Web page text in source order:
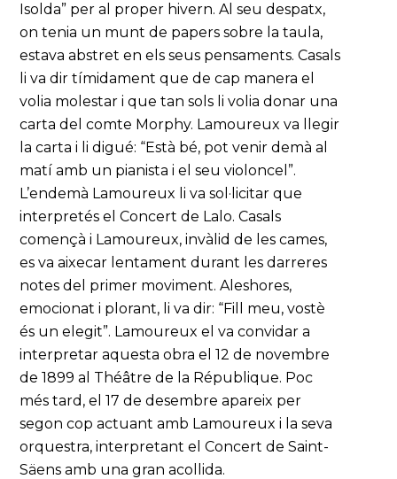
Isolda” per al proper hivern. Al seu despatx,
on tenia un munt de papers sobre la taula,
estava abstret en els seus pensaments. Casals
li va dir tímidament que de cap manera el
volia molestar i que tan sols li volia donar una
carta del comte Morphy. Lamoureux va llegir
la carta i li digué: “Està bé, pot venir demà al
matí amb un pianista i el seu violoncel”.
L’endemà Lamoureux li va sol·licitar que
interpretés el Concert de Lalo. Casals
començà i Lamoureux, invàlid de les cames,
es va aixecar lentament durant les darreres
notes del primer moviment. Aleshores,
emocionat i plorant, li va dir: “Fill meu, vostè
és un elegit”. Lamoureux el va convidar a
interpretar aquesta obra el 12 de novembre
de 1899 al Théâtre de la République. Poc
més tard, el 17 de desembre apareix per
segon cop actuant amb Lamoureux i la seva
orquestra, interpretant el Concert de Saint-
Säens amb una gran acollida.